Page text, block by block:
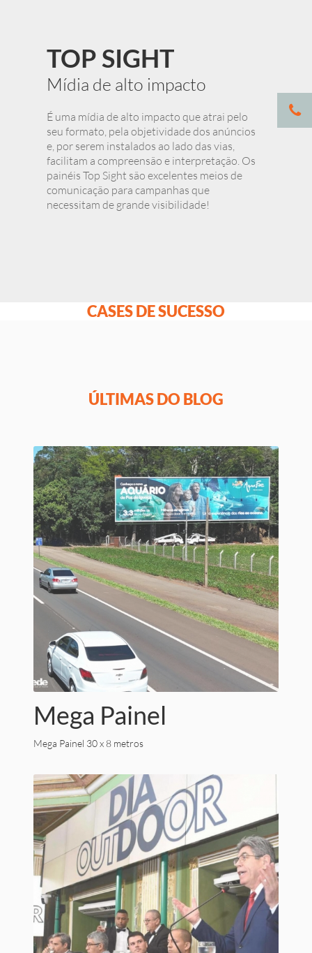
TOP SIGHT
Mídia de alto impacto
É uma mídia de alto impacto que atrai pelo
seu formato, pela objetividade dos anúncios
e, por serem instalados ao lado das vias,
facilitam a compreensão e interpretação. Os
painéis Top Sight são excelentes meios de
comunicação para campanhas que
necessitam de grande visibilidade!
CASES DE SUCESSO
ÚLTIMAS DO BLOG
Mega Painel
Mega Painel 30 x 8 metros